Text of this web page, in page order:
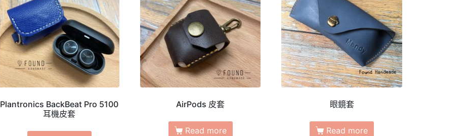
Plantronics BackBeat Pro 5100
耳機皮套
AirPods 皮套
Read more
眼鏡套
Read more